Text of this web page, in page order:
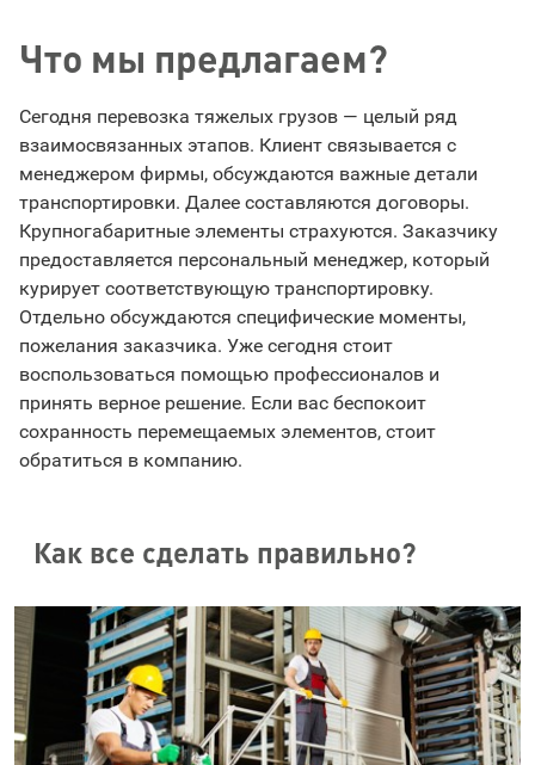
Что мы предлагаем?
Сегодня перевозка тяжелых грузов — целый ряд
взаимосвязанных этапов. Клиент связывается с
менеджером фирмы, обсуждаются важные детали
транспортировки. Далее составляются договоры.
Крупногабаритные элементы страхуются. Заказчику
предоставляется персональный менеджер, который
курирует соответствующую транспортировку.
Отдельно обсуждаются специфические моменты,
пожелания заказчика. Уже сегодня стоит
воспользоваться помощью профессионалов и
принять верное решение. Если вас беспокоит
сохранность перемещаемых элементов, стоит
обратиться в компанию.
Как все сделать правильно?